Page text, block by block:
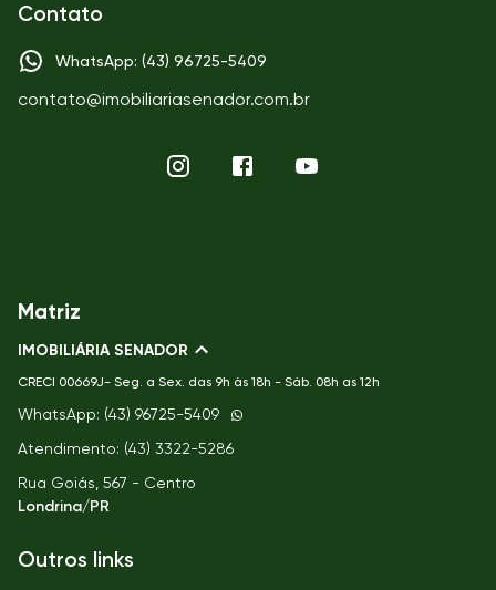
Contato
WhatsApp: (43) 96725-5409
contato@imobiliariasenador.com.br
Matriz
IMOBILIÁRIA SENADOR
CRECI 00669J- Seg. a Sex. das 9h às 18h - Sáb. 08h as 12h
WhatsApp: (43) 96725-5409
Atendimento: (43) 3322-5286
Rua Goiás, 567 - Centro
Londrina/PR
Outros links